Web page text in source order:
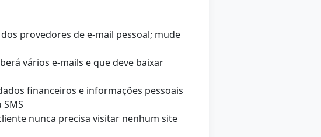
provedores de e-mail pessoal; mude
vários e-mails e que deve baixar
financeiros e informações pessoais
nunca precisa visitar nenhum site